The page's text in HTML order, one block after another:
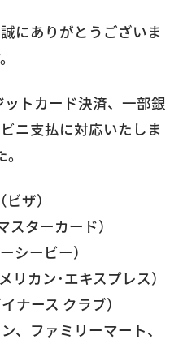
にありがとうございま
トカード決済、一部銀
ニ支払に対応いたしま
ビザ）
スターカード）
シービー）
リカン･エキスプレス）
ナース クラブ）
、ファミリーマート、